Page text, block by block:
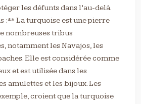
les défunts dans l’au-delà.
:** La turquoise est une pierre
nombreuses tribus
notamment les Navajos, les
Elle est considérée comme
et est utilisée dans les
amulettes et les bijoux. Les
croient que la turquoise